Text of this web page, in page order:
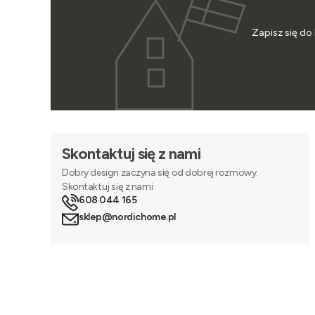
Zapisz się do
Skontaktuj się z nami
Dobry design zaczyna się od dobrej rozmowy.
Skontaktuj się z nami
608 044 165
sklep@nordichome.pl